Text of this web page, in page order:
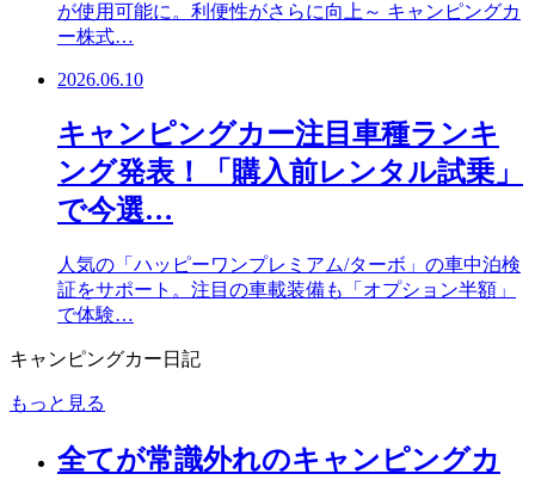
が使用可能に。利便性がさらに向上～ キャンピングカ
ー株式…
2026.06.10
キャンピングカー注目車種ランキ
ング発表！「購入前レンタル試乗」
で今選…
人気の「ハッピーワンプレミアム/ターボ」の車中泊検
証をサポート。注目の車載装備も「オプション半額」
で体験…
キャンピングカー日記
もっと見る
全てが常識外れのキャンピングカ